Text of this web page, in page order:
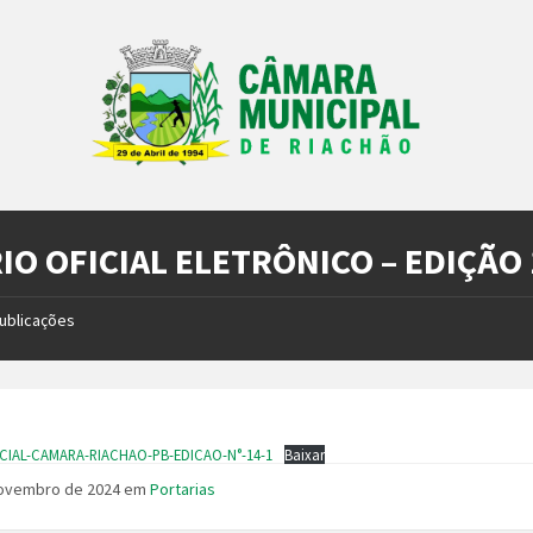
OFICIAL ELETRÔNICO –
CAMARA-RIACHAO-PB-EDICAO-N°-14-1 Baixar
de 2024emPortarias